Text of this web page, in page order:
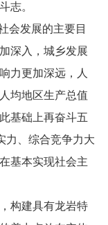
志。
发展的主要目
深入，城乡发展
力更加深远，人
均地区生产总值
基础上再奋斗五
力、综合竞争力大
基本实现社会主
构建具有龙岩特